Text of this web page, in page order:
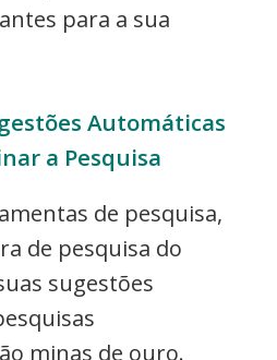
para a sua
Automáticas
a Pesquisa
de pesquisa,
de pesquisa do
sugestões
minas de ouro.